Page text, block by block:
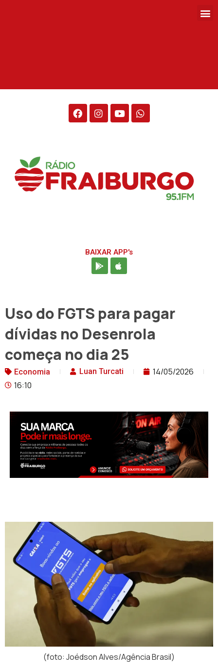
BAIXAR APP's
Uso do FGTS para pagar
dívidas no Desenrola
começa no dia 25
Economia Luan Turcati
14/05/2026
16:10
(foto: Joédson Alves/Agência Brasil)